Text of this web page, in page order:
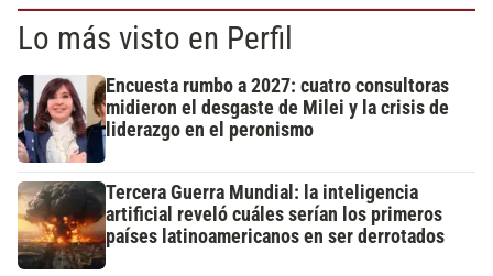
Lo más visto en Perfil
Encuesta rumbo a 2027: cuatro consultoras
midieron el desgaste de Milei y la crisis de
liderazgo en el peronismo
Tercera Guerra Mundial: la inteligencia
artificial reveló cuáles serían los primeros
países latinoamericanos en ser derrotados